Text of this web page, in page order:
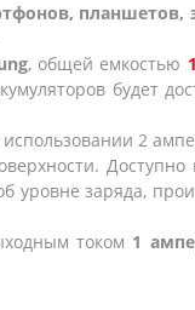
планшетов,
, общей емкостью
будет
2
Доступно
уровне заряда,
током 1